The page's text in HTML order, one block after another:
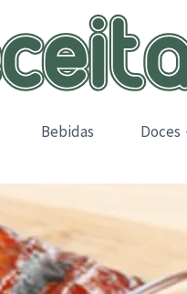
Bebidas Doces